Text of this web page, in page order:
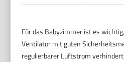
Für das Babyzimmer ist es
Ventilator mit guten
regulierbarer Luftstrom